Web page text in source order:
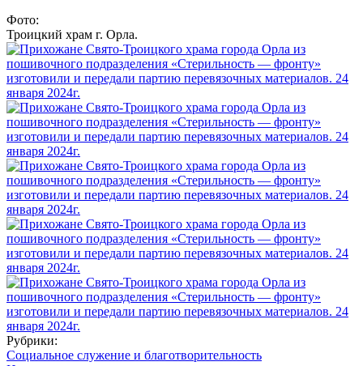
Фото:
Троицкий храм г. Орла.
Рубрики:
Социальное служение и благотворительность